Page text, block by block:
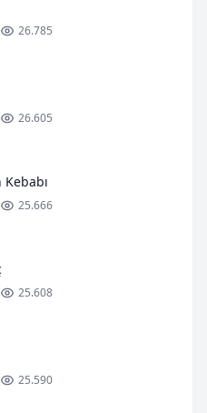
26.785
26.605
25.666
25.608
25.590